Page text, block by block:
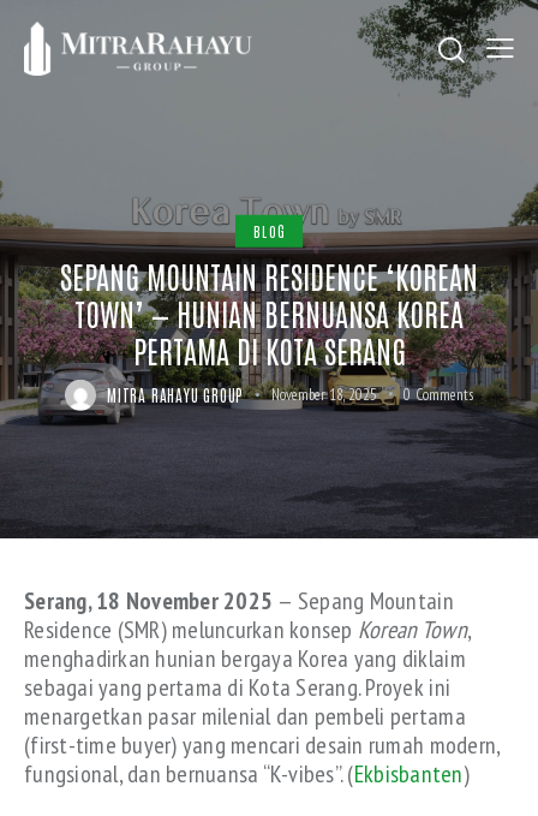
BLOG
SEPANG MOUNTAIN RESIDENCE ‘KOREAN
TOWN’ — HUNIAN BERNUANSA KOREA
PERTAMA DI KOTA SERANG
MITRA RAHAYU GROUP November 18, 2025 0 Comments
Serang, 18 November 2025 — Sepang Mountain
Residence (SMR) meluncurkan konsep Korean Town,
menghadirkan hunian bergaya Korea yang diklaim
sebagai yang pertama di Kota Serang. Proyek ini
menargetkan pasar milenial dan pembeli pertama
(first-time buyer) yang mencari desain rumah modern,
fungsional, dan bernuansa “K-vibes”. (Ekbisbanten)